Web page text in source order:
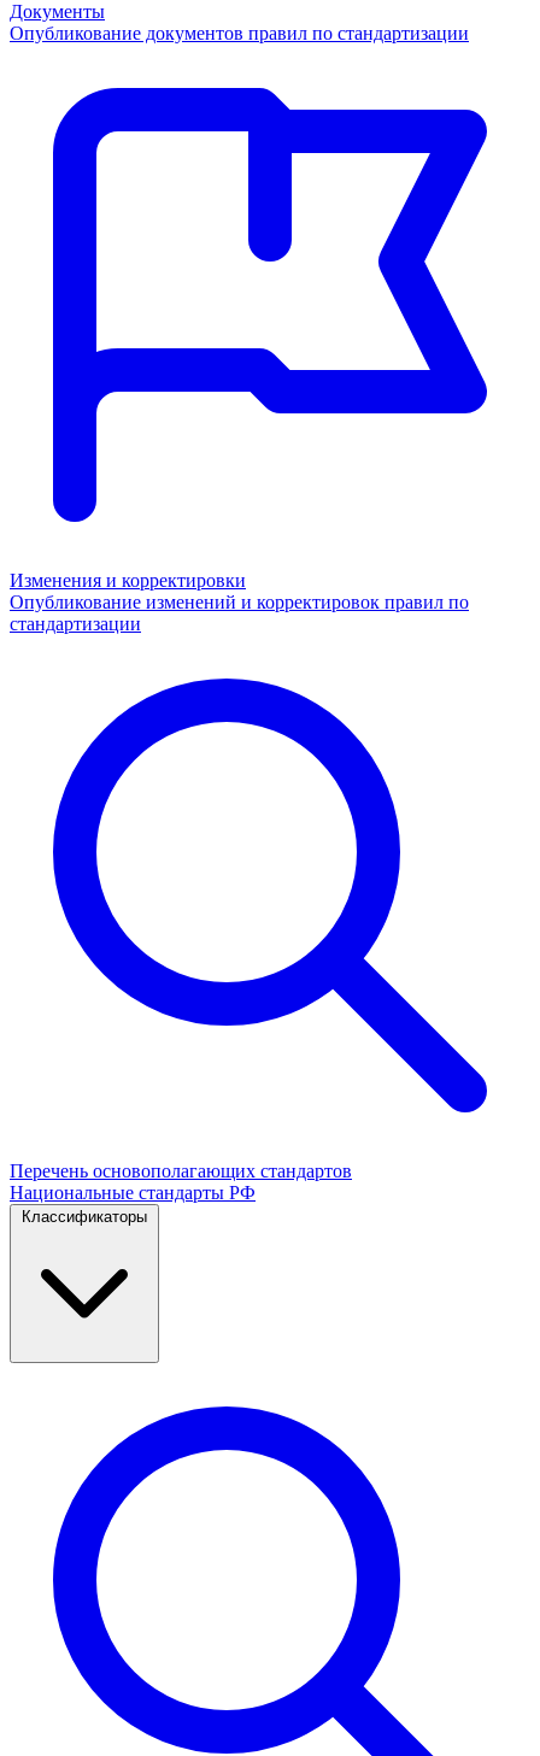
Документы
Опубликование документов правил по стандартизации
Изменения и корректировки
Опубликование изменений и корректировок правил по
стандартизации
Перечень основополагающих стандартов
Национальные стандарты РФ
Классификаторы